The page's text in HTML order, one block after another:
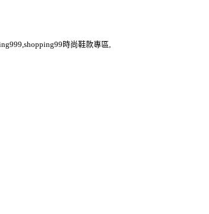
時尚鞋款專區,